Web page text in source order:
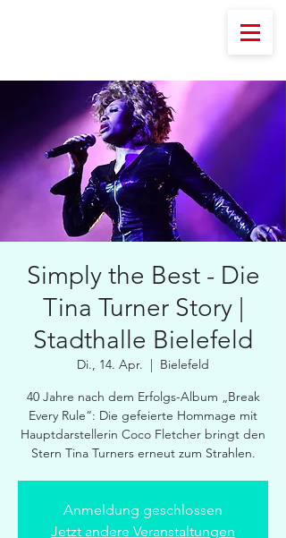
Simply the Best - Die
Tina Turner Story |
Stadthalle Bielefeld
Di., 14. Apr.
  |
Bielefeld
40 Jahre nach dem Erfolgs-Album „Break
Every Rule“: Die gefeierte Hommage mit
Hauptdarstellerin Coco Fletcher bringt den
Stern Tina Turners erneut zum Strahlen.
Anmeldung geschlossen
Jetzt andere Veranstaltungen